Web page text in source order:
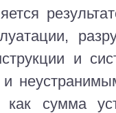
и
как сумма